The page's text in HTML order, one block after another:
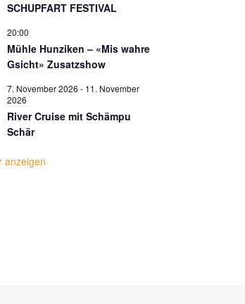
SCHUPFART FESTIVAL
20:00
Mühle Hunziken – «Mis wahre
Gsicht» Zusatzshow
7. November 2026 - 11. November
2026
River Cruise mit Schämpu
Schär
anzeigen